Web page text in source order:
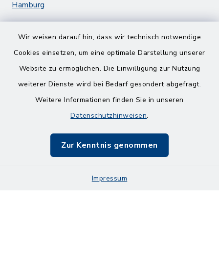
Wir weisen darauf hin, dass wir technisch notwendige
Cookies einsetzen, um eine optimale Darstellung unserer
Website zu ermöglichen. Die Einwilligung zur Nutzung
weiterer Dienste wird bei Bedarf gesondert abgefragt.
Weitere Informationen finden Sie in unseren
Datenschutzhinweisen.
Zur Kenntnis genommen
Impressum
Hamburg
Barrierefreiheit
Impressum
Sitemap